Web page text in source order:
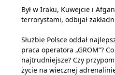
Był w Iraku, Kuwejcie i
terrorystami, odbijał
Służbie Polsce oddał
praca operatora „GROM”?
najtrudniejsze? Czy
życie na wiecznej